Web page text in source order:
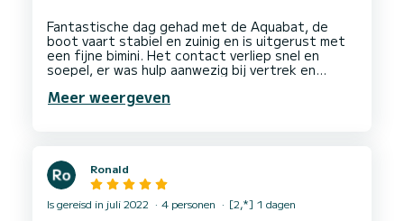
Fantastische dag gehad met de Aquabat, de
boot vaart stabiel en zuinig en is uitgerust met
een fijne bimini. Het contact verliep snel en
soepel, er was hulp aanwezig bij vertrek en
makkelijk navigeerbaar vanaf en naar de ligplaats.
Meer weergeven
Ronald
Is gereisd in juli 2022 4 personen [2,*] 1 dagen